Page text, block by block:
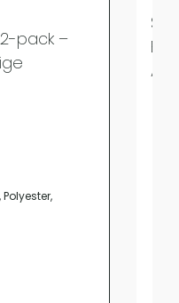
2-pack –
Polyester,